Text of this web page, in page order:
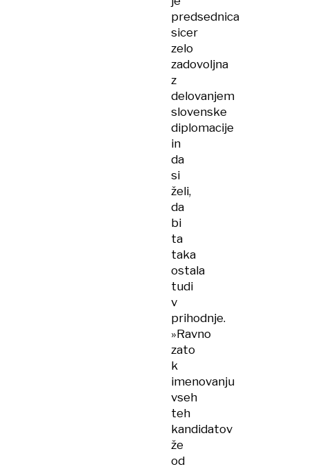
predsednica
sicer
zelo
zadovoljna
z
delovanjem
slovenske
diplomacije
in
da
si
želi,
da
bi
ta
taka
ostala
tudi
v
prihodnje.
»Ravno
zato
k
imenovanju
vseh
teh
kandidatov
že
od